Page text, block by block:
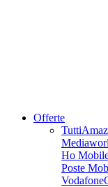
Offerte
Tutti
Ho
Poste
Vodafone